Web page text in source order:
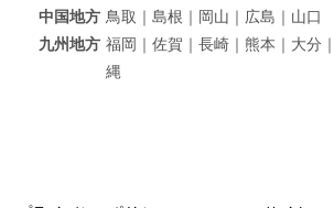
中国地方 鳥取｜島根｜岡山｜広島｜山口
九州地方 福岡｜佐賀｜長崎｜熊本｜大分
縄